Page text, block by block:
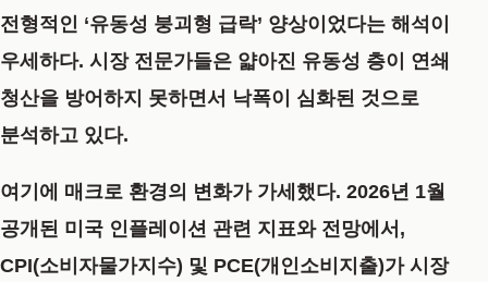
전형적인 ‘유동성 붕괴형 급락’ 양상이었다는 해석이
우세하다. 시장 전문가들은 얇아진 유동성 층이 연쇄
청산을 방어하지 못하면서 낙폭이 심화된 것으로
분석하고 있다.
여기에 매크로 환경의 변화가 가세했다. 2026년 1월
공개된 미국 인플레이션 관련 지표와 전망에서,
CPI(소비자물가지수) 및 PCE(개인소비지출)가 시장